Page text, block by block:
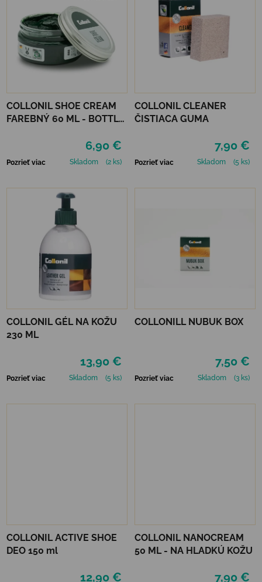
COLLONIL SHOE CREAM
FAREBNÝ 60 ML - BOTTLE
6,90 €
Pozrieť viac Skladom (2 ks)
COLLONIL CLEANER
ČISTIACA GUMA
7,90 €
Pozrieť viac Skladom (5 ks)
COLLONIL GÉL NA KOŽU
230 ML
13,90 €
Pozrieť viac Skladom (5 ks)
COLLONILL NUBUK BOX
7,50 €
Pozrieť viac Skladom (3 ks)
COLLONIL ACTIVE SHOE
DEO 150 ml
12,90 €
COLLONIL NANOCREAM
50 ML - NA HLADKÚ KOŽU
7,90 €